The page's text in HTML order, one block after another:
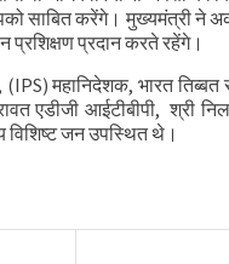
करेंगे। मुख्यमंत्री ने
प्रशिक्षण प्रदान करते रहेंगे।
महानिदेशक, भारत
एडीजी आईटीबीपी, श्री
विशिष्ट जन उपस्थित थे।